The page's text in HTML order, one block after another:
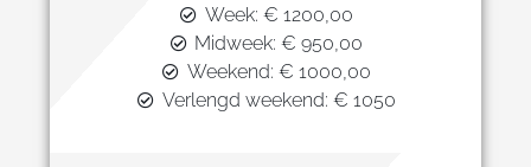
Week: € 1200,00
Midweek: € 950,00
Weekend: € 1000,00
Verlengd weekend: € 1050